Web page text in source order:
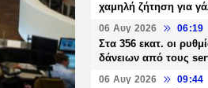
χαμηλή ζήτηση για
06 Αυγ 2026 06:19
Στα 356 εκατ. οι
δάνειων από τους
06 Αυγ 2026 09:44